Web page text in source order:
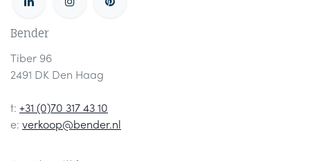
Bender
Tiber 96
2491 DK Den Haag
t: +31 (0)70 317 43 10
e: verkoop@bender.nl